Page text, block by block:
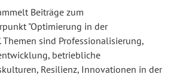
Beiträge zum
"Optimierung in der
Themen sind Professionalisierung,
betriebliche
Resilienz, Innovationen in der